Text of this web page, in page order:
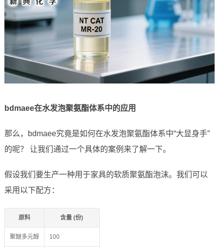
bdmaee在水发泡聚氨酯体系中的应用
那么，bdmaee究竟是如何在水发泡聚氨酯体系中“大显身手”
的呢？ 让我们通过一个具体的案例来了解一下。
假设我们要生产一种用于家具的软质聚氨酯泡沫。我们可以
采用以下配方：
原料 含量 (份)
聚醚多元醇 100